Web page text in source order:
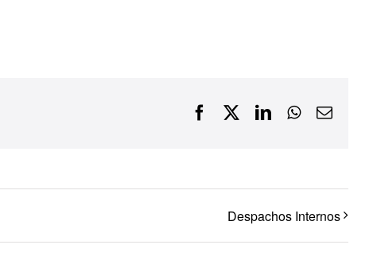
FacebookLinkedInWhatsApp
E-
Despachos Internos